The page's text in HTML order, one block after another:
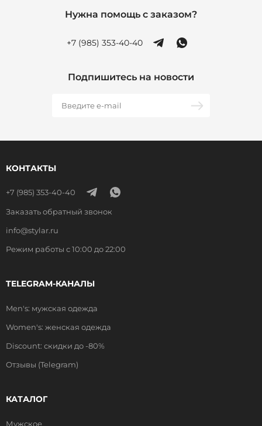
Нужна помощь с заказом?
+7 (985) 353-40-40
Подпишитесь на новости
КОНТАКТЫ
+7 (985) 353-40-40
Заказать обратный звонок
info@stylar.ru
Режим работы с 10:00 до 22:00
TELEGRAM-КАНАЛЫ
Men's: мужская одежда
Women's: женская одежда
Discount: скидки до -80%
Отзывы (Telegram)
КАТАЛОГ
Мужское